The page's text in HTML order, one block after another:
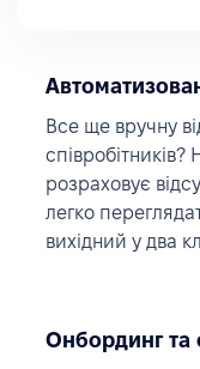
Все ще вручну
розраховує
легко
вихідний у два
Онбординг та